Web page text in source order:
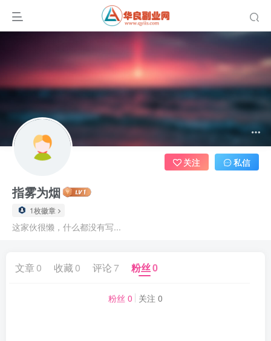
指雾为烟
1枚徽章
这家伙很懒，什么都没有写...
关注 私信
文章0 收藏 0 评论 7 粉丝0
粉丝 0 关注 0